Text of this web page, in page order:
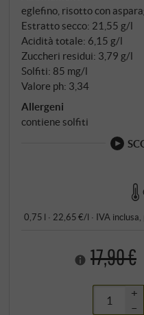
eglefino, risotto con
Estratto secco: 21,55 g/l
Acidità totale: 6,15 g/l
Zuccheri residui: 3,79 g/l
Solfiti: 85 mg/l
Valore ph: 3,34
Allergeni
contiene solfiti
0,75 l · 22,65 €/l · IVA inclusa,
17,90 €
+
–